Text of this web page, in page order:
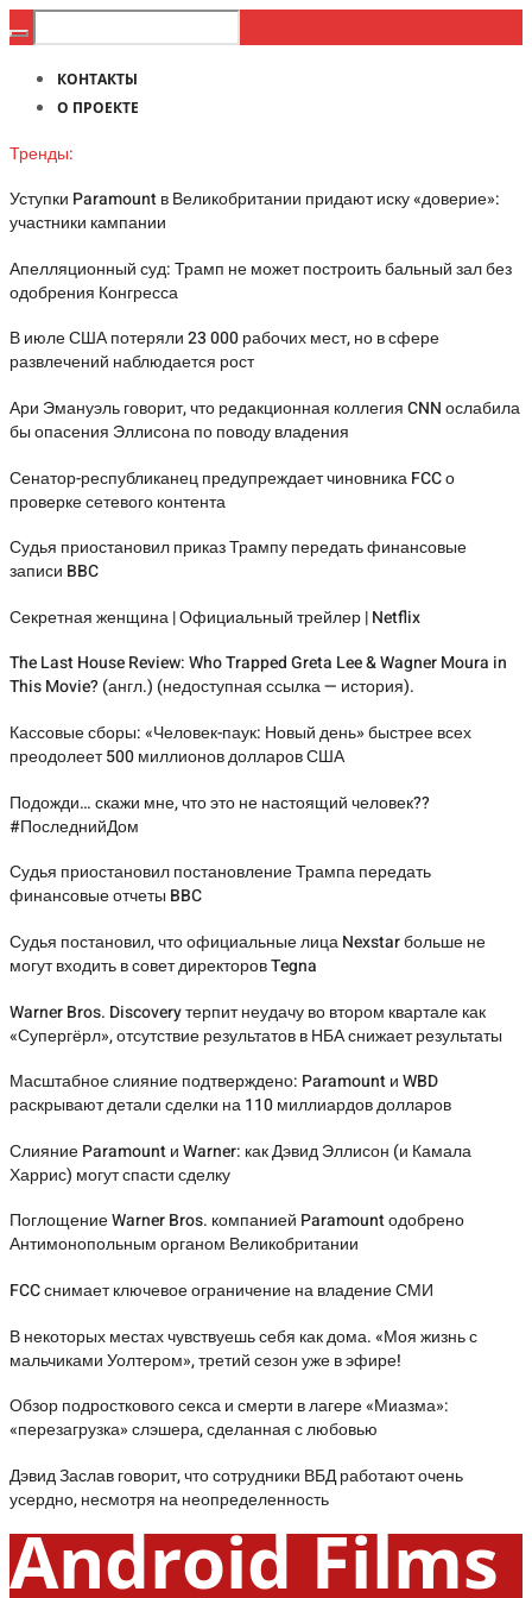
КОНТАКТЫ
О ПРОЕКТЕ
Тренды:
Уступки Paramount в Великобритании придают иску «доверие»:
участники кампании
Апелляционный суд: Трамп не может построить бальный зал без
одобрения Конгресса
В июле США потеряли 23 000 рабочих мест, но в сфере
развлечений наблюдается рост
Ари Эмануэль говорит, что редакционная коллегия CNN ослабила
бы опасения Эллисона по поводу владения
Сенатор-республиканец предупреждает чиновника FCC о
проверке сетевого контента
Судья приостановил приказ Трампу передать финансовые
записи BBC
Секретная женщина | Официальный трейлер | Netflix
The Last House Review: Who Trapped Greta Lee & Wagner Moura in
This Movie? (англ.) (недоступная ссылка — история).
Кассовые сборы: «Человек-паук: Новый день» быстрее всех
преодолеет 500 миллионов долларов США
Подожди… скажи мне, что это не настоящий человек??
#ПоследнийДом
Судья приостановил постановление Трампа передать
финансовые отчеты BBC
Судья постановил, что официальные лица Nexstar больше не
могут входить в совет директоров Tegna
Warner Bros. Discovery терпит неудачу во втором квартале как
«Супергёрл», отсутствие результатов в НБА снижает результаты
Масштабное слияние подтверждено: Paramount и WBD
раскрывают детали сделки на 110 миллиардов долларов
Слияние Paramount и Warner: как Дэвид Эллисон (и Камала
Харрис) могут спасти сделку
Поглощение Warner Bros. компанией Paramount одобрено
Антимонопольным органом Великобритании
FCC снимает ключевое ограничение на владение СМИ
В некоторых местах чувствуешь себя как дома. «Моя жизнь с
мальчиками Уолтером», третий сезон уже в эфире!
Обзор подросткового секса и смерти в лагере «Миазма»:
«перезагрузка» слэшера, сделанная с любовью
Дэвид Заслав говорит, что сотрудники ВБД работают очень
усердно, несмотря на неопределенность
Android Films